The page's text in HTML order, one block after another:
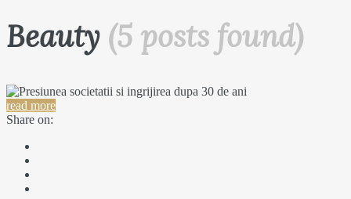
Beauty (5 posts found)
read more
Share on: